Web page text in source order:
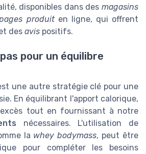
disponibles dans des magasins
produiten ligne, qui offrent
des avis positifs.
pour un équilibre
une autre stratégie clé pour une
En équilibrant l'apport calorique,
tout en fournissant à notre
nécessaires. L'utilisation de
la whey bodymass, peut être
pour compléter les besoins